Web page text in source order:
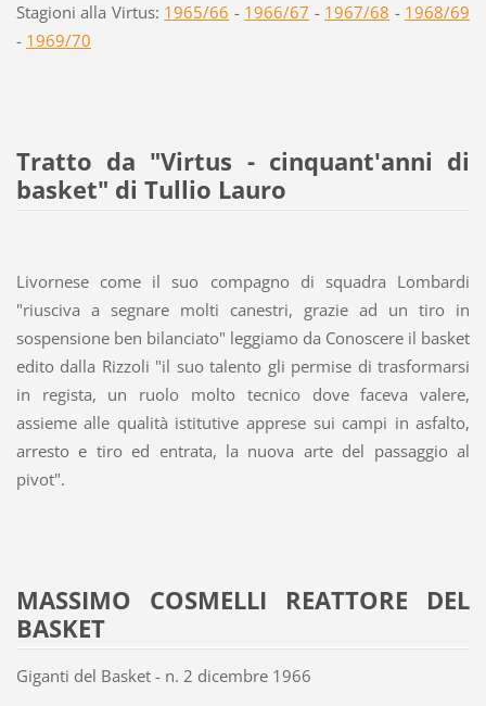
Stagioni alla Virtus: 1965/66 - 1966/67 - 1967/68 - 1968/69
- 1969/70
Tratto da "Virtus - cinquant'anni di
basket" di Tullio Lauro
Livornese come il suo compagno di squadra Lombardi
"riusciva a segnare molti canestri, grazie ad un tiro in
sospensione ben bilanciato" leggiamo da Conoscere il basket
edito dalla Rizzoli "il suo talento gli permise di trasformarsi
in regista, un ruolo molto tecnico dove faceva valere,
assieme alle qualità istitutive apprese sui campi in asfalto,
arresto e tiro ed entrata, la nuova arte del passaggio al
pivot".
MASSIMO COSMELLI REATTORE DEL
BASKET
Giganti del Basket - n. 2 dicembre 1966